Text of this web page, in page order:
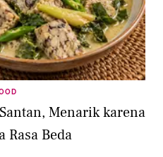
Menarik karena
Rasa Beda